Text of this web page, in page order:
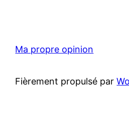
Ma propre opinion
Fièrement propulsé par